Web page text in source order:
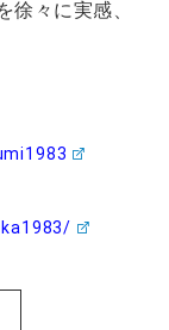
々に実感、